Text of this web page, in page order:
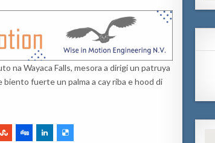
na Wayaca Falls, mesora a dirigi un patruya
biento fuerte un palma a cay riba e hood di